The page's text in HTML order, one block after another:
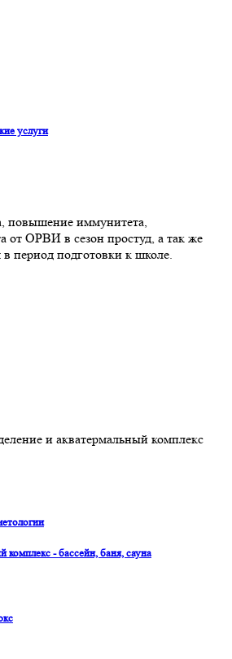
услуги
повышение иммунитета,
от ОРВИ в сезон простуд, а так же
в период подготовки к школе.
и акватермальный комплекс
- бассейн, баня, сауна